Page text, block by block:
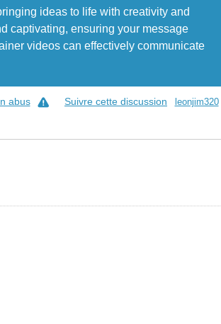
ideas to life with creativity and
captivating, ensuring your message
videos can effectively communicate
leonjim320
abus Suivre cette discussion